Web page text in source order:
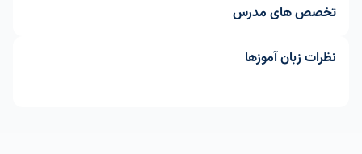
تخصص های مدرس
نظرات زبان آموزها